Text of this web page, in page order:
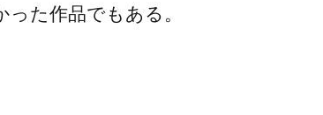
た作品でもある。